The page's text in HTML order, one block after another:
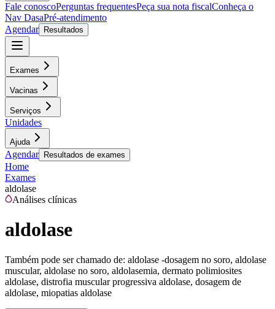
Fale conoscoPerguntas frequentesPeça sua nota fiscalConheça o
Nav DasaPré-atendimento
Agendar
Resultados
Exames
Vacinas
Serviços
Unidades
Ajuda
Agendar Resultados de exames
Home
Exames
aldolase
Análises clínicas
aldolase
Também pode ser chamado de: aldolase -dosagem no soro, aldolase
muscular, aldolase no soro, aldolasemia, dermato polimiosites
aldolase, distrofia muscular progressiva aldolase, dosagem de
aldolase, miopatias aldolase